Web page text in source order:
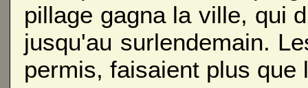
pillage gagna la ville, qui
jusqu'au surlendemain.
permis, faisaient plus que